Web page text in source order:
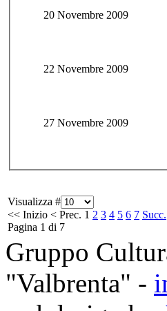
20 Novembre 2009
22 Novembre 2009
27 Novembre 2009
Visualizza #
<< Inizio < Prec. 1 2 3 4 5 6 7 Succ.
Pagina 1 di 7
Gruppo
"Valbrenta" -